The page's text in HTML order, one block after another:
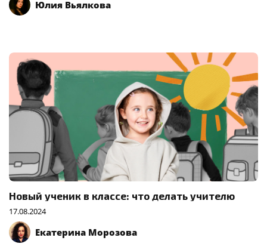
Юлия Вьялкова
Новый ученик в классе: что делать учителю
17.08.2024
Екатерина Морозова